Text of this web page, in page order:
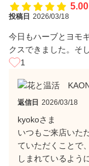
5.00
投稿日 2026/03/18
今日もハーブとヨモ
クスできました。そ
1
返信日 2026/03/18
kyokoさま
いつもご来店いた
ていただくことで
しまれているよう